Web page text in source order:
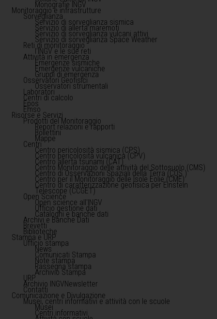
Monografie INGV
Monitoraggio e infrastrutture
Sorveglianza
Servizio di sorveglianza sismica
Servizio di allerta maremoti
Servizio di sorveglianza vulcani attivi
Servizio di sorveglianza Space Weather
Reti di monitoraggio
l'INGV e le sue reti
Attività in emergenza
Emergenze sismiche
Emergenze vulcaniche
Gruppi di emergenza
Osservatori Geofisici
Osservatori strumentali
Laboratori
Centri di calcolo
Epos
Emso
Risorse e Servizi
Prodotti del Monitoraggio
Report relazioni e rapporti
Bollettini
Mappe
Centri
Centro pericolosità sismica (CPS)
Centro pericolosità vulcanica (CPV)
Centro allerta tsunami (CAT)
Centro Monitoraggio delle attività del Sottosuolo (CMS)
Centro di Osservazioni Spaziali della Terra (COS )
Centro per il Monitoraggio delle Isole Eolie (CME)
Centro di caratterizzazione geofisica per Einstein
Telescope (CCGET)
Open Science
Open science all'INGV
Ufficio gestione dati
Cataloghi e banche dati
Archivi e Banche Dati
Brevetti
Biblioteche
Stampa e URP
Ufficio stampa
News
Comunicati Stampa
Note stampa
Rassegna stampa
Archivio Stampa
URP
Archivio INGVNewsletter
Contatti
Comunicazione e Divulgazione
Musei, centri informativi e attività con le scuole
Musei
Centri informativi